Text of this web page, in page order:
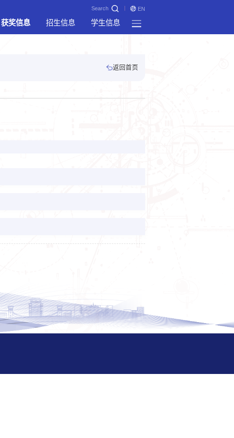
Search EN
获奖信息 招生信息 学生信息
返回首页